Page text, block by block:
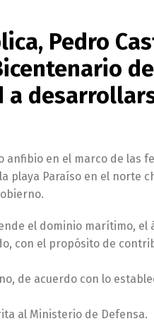
Pedro
a
anfibio en el marco de las
playa Paraíso en el norte
el dominio marítimo,
con el propósito de
de acuerdo con lo
al Ministerio de Defensa.